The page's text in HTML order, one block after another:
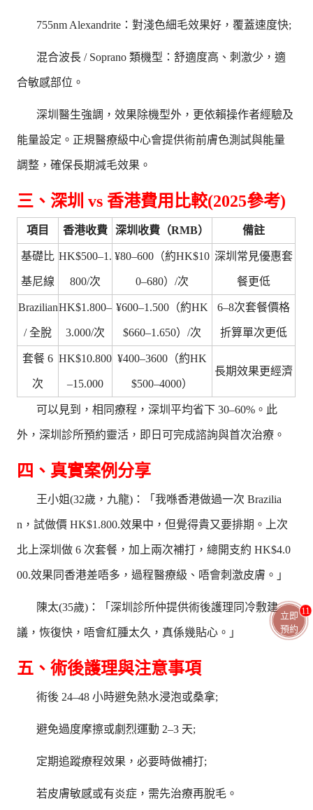
755nm Alexandrite：對淺色細毛效果好，覆蓋速度快;
混合波長 / Soprano 類機型：舒適度高、刺激少，適
合敏感部位。
深圳醫生強調，效果除機型外，更依賴操作者經驗及
能量設定。正規醫療級中心會提供術前膚色測試與能量
調整，確保長期減毛效果。
三、深圳 vs 香港費用比較(2025參考)
項目 香港收費 深圳收費（RMB） 備註
基礎比
基尼線
HK$500–1.
800/次
¥80–600（約HK$10
0–680）/次
深圳常見優惠套
餐更低
Brazilian
/ 全脫
HK$1.800–
3.000/次
¥600–1.500（約HK
$660–1.650）/次
6–8次套餐價格
折算單次更低
套餐 6
次
HK$10.800
–15.000
¥400–3600（約HK
$500–4000）
長期效果更經濟
可以見到，相同療程，深圳平均省下 30–60%。此
外，深圳診所預約靈活，即日可完成諮詢與首次治療。
四、真實案例分享
王小姐(32歲，九龍)：「我喺香港做過一次 Brazilia
n，試做價 HK$1.800.效果中，但覺得貴又要排期。上次
北上深圳做 6 次套餐，加上兩次補打，總開支約 HK$4.0
00.效果同香港差唔多，過程醫療級、唔會刺激皮膚。」
陳太(35歲)：「深圳診所仲提供術後護理同冷敷建
議，恢復快，唔會紅腫太久，真係幾貼心。」
五、術後護理與注意事項
術後 24–48 小時避免熱水浸泡或桑拿;
避免過度摩擦或劇烈運動 2–3 天;
定期追蹤療程效果，必要時做補打;
若皮膚敏感或有炎症，需先治療再脫毛。
立即
預約
11